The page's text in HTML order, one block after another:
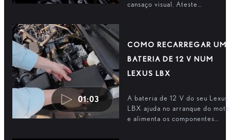
cansaço visual. Ateste
01:03
COMO RECARREGAR
BATERIA DE 12 V NUM
LEXUS LBX
A bateria de 12 V do seu Lexus
LBX ajuda no arranque do
e alimenta os componentes